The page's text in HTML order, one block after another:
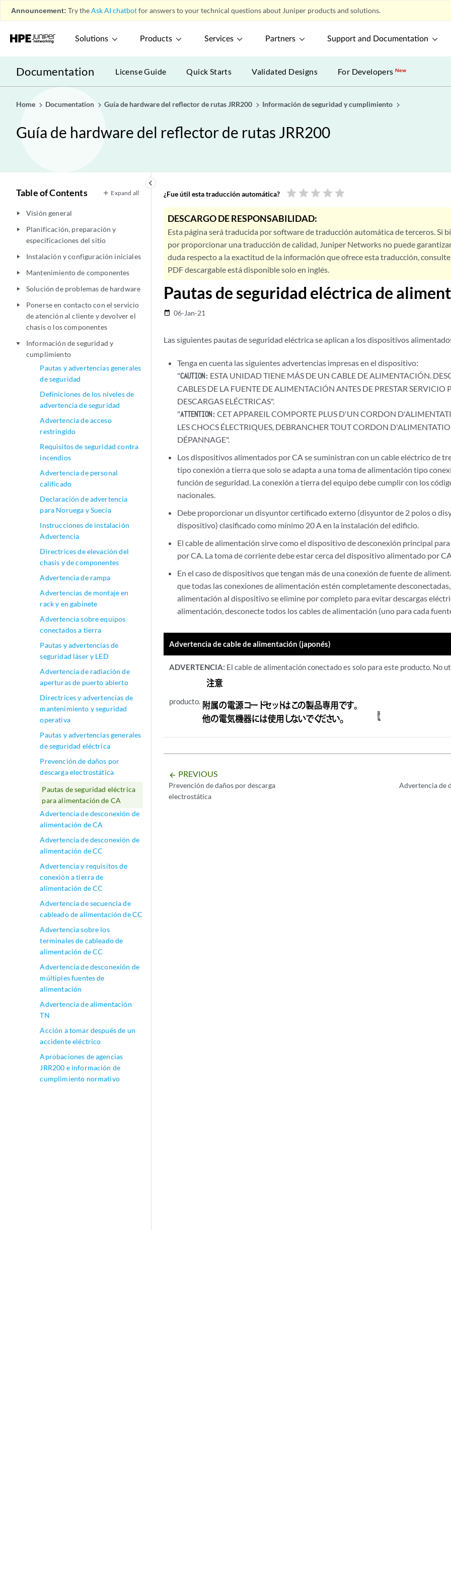
Announcement: Try theAsk AI chatbotfor answers to your technical questions about Juniper products and solutions.
Solutions Products Services Partners Support and Documentation
Documentation License Guide Quick Starts Validated Designs For DevelopersNew
Home Documentation Guía de hardware del reflector de rutas JRR200 Información de seguridad y cumplimiento
Guía de hardware del reflector de rutas JRR200
keyboard_arrow_left
Table of Contents Expand all
play_arrow Visión general
play_arrow
Planificación, preparación y
especificaciones del sitio
play_arrow Instalación y configuración iniciales
play_arrow Mantenimiento de componentes
play_arrow Solución de problemas de hardware
play_arrow
Ponerse en contacto con el servicio
de atención al cliente y devolver el
chasis o los componentes
play_arrow
Información de seguridad y
cumplimiento
Pautas y advertencias generales
de seguridad
Definiciones de los niveles de
advertencia de seguridad
Advertencia de acceso
restringido
Requisitos de seguridad contra
incendios
Advertencia de personal
calificado
Declaración de advertencia
para Noruega y Suecia
Instrucciones de instalación
Advertencia
Directrices de elevación del
chasis y de componentes
Advertencia de rampa
Advertencias de montaje en
rack y en gabinete
Advertencia sobre equipos
conectados a tierra
Pautas y advertencias de
seguridad láser y LED
Advertencia de radiación de
aperturas de puerto abierto
Directrices y advertencias de
mantenimiento y seguridad
operativa
Pautas y advertencias generales
de seguridad eléctrica
Prevención de daños por
descarga electrostática
Pautas de seguridad eléctrica
para alimentación de CA
Advertencia de desconexión de
alimentación de CA
Advertencia de desconexión de
alimentación de CC
Advertencia y requisitos de
conexión a tierra de
alimentación de CC
Advertencia de secuencia de
cableado de alimentación de CC
Advertencia sobre los
terminales de cableado de
alimentación de CC
Advertencia de desconexión de
múltiples fuentes de
alimentación
Advertencia de alimentación
TN
Acción a tomar después de un
accidente eléctrico
Aprobaciones de agencias
JRR200 e información de
cumplimiento normativo
¿Fue útil esta traducción automática? star star star star star
DESCARGO DE RESPONSABILIDAD:
Esta página será traducida por software de traducción automática de terceros. Si
por proporcionar una traducción de calidad, Juniper Networks no puede
duda respecto a la exactitud de la información que ofrece esta traducción,
PDF descargable está disponible solo en inglés.
Pautas de seguridad eléctrica de
date_range 06-Jan-21
Las siguientes pautas de seguridad eléctrica se aplican a los dispositivos
Tenga en cuenta las siguientes advertencias impresas en el dispositivo:
"CAUTION: ESTA UNIDAD TIENE MÁS DE UN CABLE DE ALIMENTACIÓN.
CABLES DE LA FUENTE DE ALIMENTACIÓN ANTES DE PRESTAR SERVICIO
DESCARGAS ELÉCTRICAS".
"ATTENTION: CET APPAREIL COMPORTE PLUS D'UN CORDON
LES CHOCS ÉLECTRIQUES, DEBRANCHER TOUT CORDON
DÉPANNAGE".
Los dispositivos alimentados por CA se suministran con un cable eléctrico de
tipo conexión a tierra que solo se adapta a una toma de alimentación tipo
función de seguridad. La conexión a tierra del equipo debe cumplir con los
nacionales.
Debe proporcionar un disyuntor certificado externo (disyuntor de 2 polos o
dispositivo) clasificado como mínimo 20 A en la instalación del edificio.
El cable de alimentación sirve como el dispositivo de desconexión principal
por CA. La toma de corriente debe estar cerca del dispositivo alimentado por
En el caso de dispositivos que tengan más de una conexión de fuente de
que todas las conexiones de alimentación estén completamente
alimentación al dispositivo se elimine por completo para evitar descargas
alimentación, desconecte todos los cables de alimentación (uno para cada
Advertencia de cable de alimentación (japonés)
ADVERTENCIA: El cable de alimentación conectado es solo para este producto. No
producto.
arrow_backward PREVIOUS
Prevención de daños por descarga
electrostática
Advertencia de